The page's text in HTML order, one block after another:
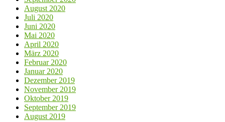
August 2020
Juli 2020
Juni 2020
Mai 2020
April 2020
März 2020
Februar 2020
Januar 2020
Dezember 2019
November 2019
Oktober 2019
September 2019
August 2019